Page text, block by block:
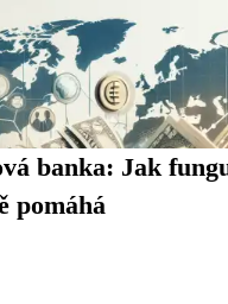
banka: Jak
pomáhá